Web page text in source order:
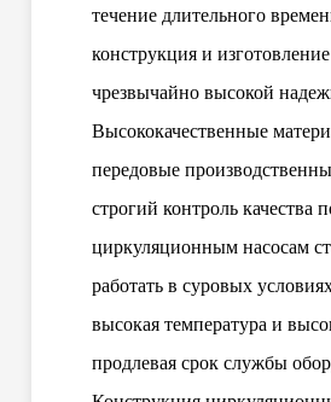
течение длительного
конструкция и
чрезвычайно высокой
Высококачественные
передовые
строгий контроль качества
циркуляционным насосам
работать в суровых
высокая температура и
продлевая срок службы